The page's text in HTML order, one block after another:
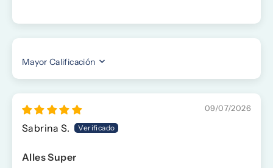
SORT BY
09/07/2026
Sabrina S.
Alles Super